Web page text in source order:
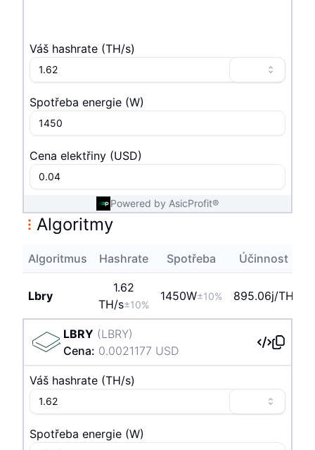
Váš hashrate (TH/s)
Spotřeba energie (W)
Cena elektřiny (USD)
Powered by AsicProfit®
Algoritmy
Algoritmus Hashrate Spotřeba Účinnost
Lbry
1.62
TH/s±10%
1450W±10% 895.06j/TH
LBRY (LBRY)
Cena: 0.0021177 USD
Váš hashrate (TH/s)
Spotřeba energie (W)